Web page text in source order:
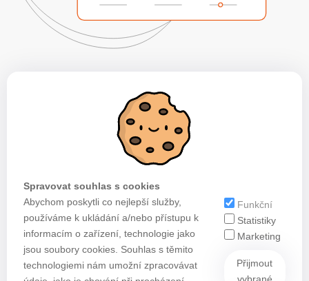
Spravovat souhlas s cookies
Abychom poskytli co nejlepší služby,
používáme k ukládání a/nebo přístupu k
informacím o zařízení, technologie jako
jsou soubory cookies. Souhlas s těmito
technologiemi nám umožní zpracovávat
Funkční
Statistiky
Marketing
Přijmout